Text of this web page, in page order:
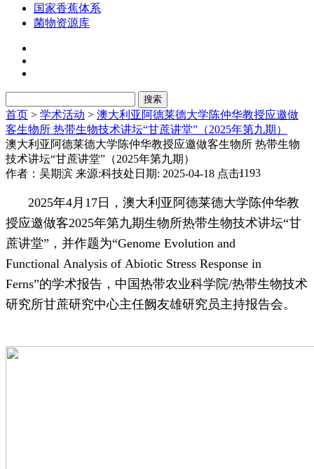
国家香蕉体系
菌物资源库
首页 > 学术活动 > 澳大利亚阿德莱德大学陈仲华教授应邀做
客生物所 热带生物技术讲坛“甘蔗讲堂”（2025年第九期）
澳大利亚阿德莱德大学陈仲华教授应邀做客生物所 热带生物
技术讲坛“甘蔗讲堂”（2025年第九期）
作者：吴期滨 来源:科技处 日期: 2025-04-18 点击:1193
2025年4月17日，澳大利亚阿德莱德大学陈仲华教
授应邀做客2025年第九期生物所热带生物技术讲坛“甘
蔗讲堂”，并作题为“Genome Evolution and
Functional Analysis of Abiotic Stress Response in
Ferns”的学术报告，中国热带农业科学院/热带生物技术
研究所甘蔗研究中心主任阙友雄研究员主持报告会。